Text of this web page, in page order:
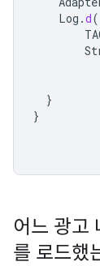
Log .d(
}
}
어느 광고
를 로드했